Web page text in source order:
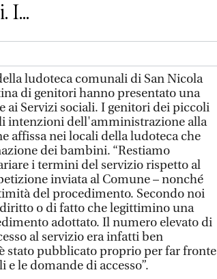
I...
ludoteca comunali di San Nicola
di genitori hanno presentato una
ai Servizi sociali. I genitori dei piccoli
intenzioni dell'amministrazione alla
affissa nei locali della ludoteca che
dei bambini. “Restiamo
i termini del servizio rispetto al
inviata al Comune – nonché
del procedimento. Secondo noi
o di fatto che legittimino una
adottato. Il numero elevato di
al servizio era infatti ben
stato pubblicato proprio per far fronte
le domande di accesso”.